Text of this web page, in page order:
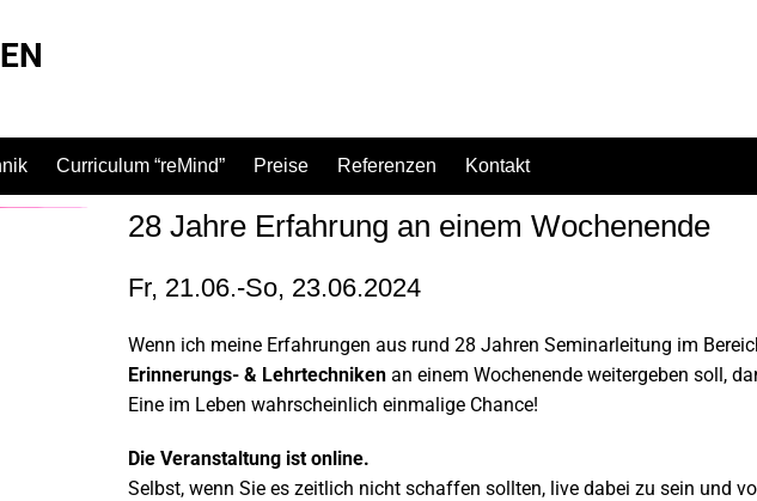
Curriculum “reMind” Preise Referenzen Kontakt
28 Jahre Erfahrung an einem Wochenende
Fr, 21.06.-So, 23.06.2024
Wenn ich meine Erfahrungen aus rund 28 Jahren Seminarleitung im
Erinnerungs- & Lehrtechnikenan einem Wochenende weitergeben soll,
Eine im Leben wahrscheinlich einmalige Chance!
Die Veranstaltung ist online.
Selbst, wenn Sie es zeitlich nicht schaffen sollten, live dabei zu sein und